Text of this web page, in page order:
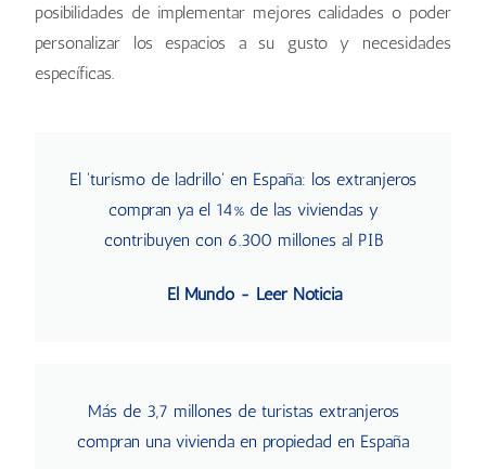
posibilidades de implementar mejores calidades o poder
personalizar los espacios a su gusto y necesidades
específicas.
El 'turismo de ladrillo' en España: los extranjeros
compran ya el 14% de las viviendas y
contribuyen con 6.300 millones al PIB
El Mundo - Leer Noticia
Más de 3,7 millones de turistas extranjeros
compran una vivienda en propiedad en España